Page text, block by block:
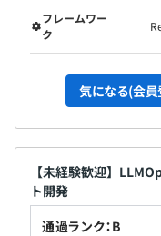
フレームワー
ク
気になる(会員
【未経験歓迎】
ト開発
通過ランク：B